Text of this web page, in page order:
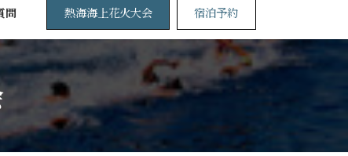
問 熱海海上花火大会 宿泊予約